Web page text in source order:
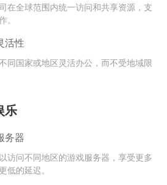
在全球范围内统一访问和共享资源，支
。
活性
同国家或地区灵活办公，而不受地域限
乐
务器
访问不同地区的游戏服务器，享受更多
低的延迟。